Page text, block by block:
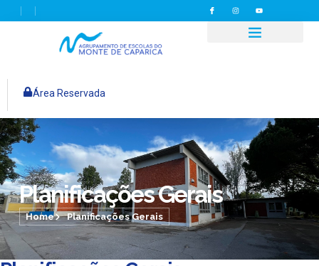
Área Reservada
Planificações Gerais
Home Planificações Gerais